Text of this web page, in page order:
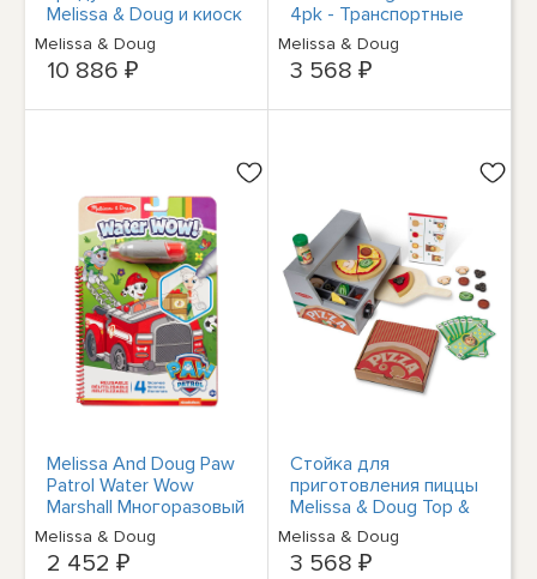
Melissa & Doug и киоск
с лимонадом -
Реверсивный тент,
Melissa & Doug
10 886 ₽
4pk - Транспортные
средства, Ферма,
Сафари, Домашние
животные
Melissa & Doug
3 568 ₽
Melissa And Doug Paw
Patrol Water Wow
Marshall Многоразовый
набор для занятий
НОВЫЕ игрушки
Melissa & Doug
2 452 ₽
Стойка для
приготовления пиццы
Melissa & Doug Top &
Bake 34шт
Melissa & Doug
3 568 ₽